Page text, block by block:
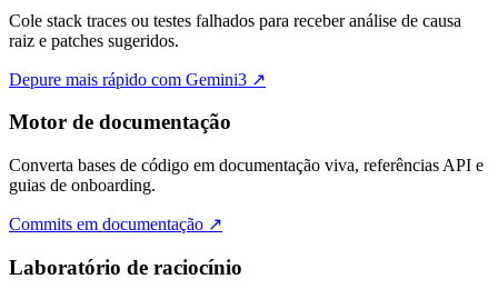
Cole stack traces ou testes falhados para receber análise de causa
raiz e patches sugeridos.
Depure mais rápido com Gemini3 ↗
Motor de documentação
Converta bases de código em documentação viva, referências API e
guias de onboarding.
Commits em documentação ↗
Laboratório de raciocínio